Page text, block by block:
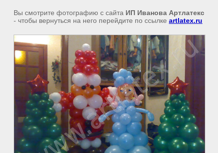
Вы смотрите фотографию с сайта ИП Иванова Артлатекс
- чтобы вернуться на него перейдите по ссылке artlatex.ru